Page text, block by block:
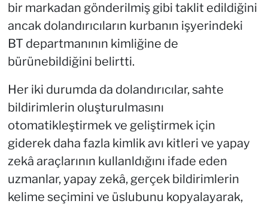
bir markadan gönderilmiş gibi taklit edildiğini
ancak dolandırıcıların kurbanın işyerindeki
BT departmanının kimliğine de
bürünebildiğini belirtti.
Her iki durumda da dolandırıcılar, sahte
bildirimlerin oluşturulmasını
otomatikleştirmek ve geliştirmek için
giderek daha fazla kimlik avı kitleri ve yapay
zekâ araçlarının kullanldığını ifade eden
uzmanlar, yapay zekâ, gerçek bildirimlerin
kelime seçimini ve üslubunu kopyalayarak,